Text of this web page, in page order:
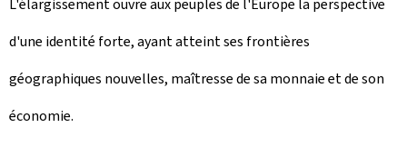
L'élargissement ouvre aux peuples de l'Europe la perspective
d'une identité forte, ayant atteint ses frontières
géographiques nouvelles, maîtresse de sa monnaie et de son
économie.